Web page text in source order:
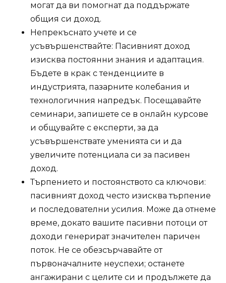
могат да ви помогнат да поддържате
общия си доход.
Непрекъснато учете и се
усъвършенствайте: Пасивният доход
изисква постоянни знания и адаптация.
Бъдете в крак с тенденциите в
индустрията, пазарните колебания и
технологичния напредък. Посещавайте
семинари, запишете се в онлайн курсове
и общувайте с експерти, за да
усъвършенствате уменията си и да
увеличите потенциала си за пасивен
доход.
Търпението и постоянството са ключови:
пасивният доход често изисква търпение
и последователни усилия. Може да отнеме
време, докато вашите пасивни потоци от
доходи генерират значителен паричен
поток. Не се обезсърчавайте от
първоначалните неуспехи; останете
ангажирани с целите си и продължете да